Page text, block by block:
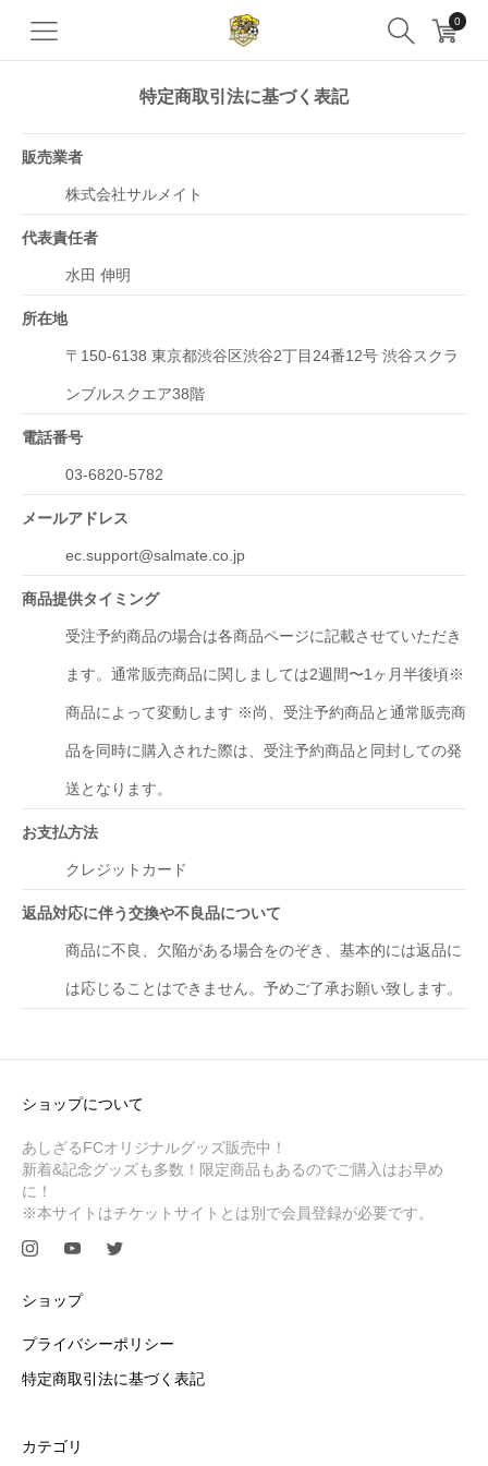
0
特定商取引法に基づく表記
販売業者
株式会社サルメイト
代表責任者
水田 伸明
所在地
〒150-6138 東京都渋谷区渋谷2丁目24番12号 渋谷スクラ
ンブルスクエア38階
電話番号
03-6820-5782
メールアドレス
ec.support@salmate.co.jp
商品提供タイミング
受注予約商品の場合は各商品ページに記載させていただき
ます。通常販売商品に関しましては2週間〜1ヶ月半後頃※
商品によって変動します ※尚、受注予約商品と通常販売商
品を同時に購入された際は、受注予約商品と同封しての発
送となります。
お支払方法
クレジットカード
返品対応に伴う交換や不良品について
商品に不良、欠陥がある場合をのぞき、基本的には返品に
は応じることはできません。予めご了承お願い致します。
ショップについて
あしざるFCオリジナルグッズ販売中！
新着&記念グッズも多数！限定商品もあるのでご購入はお早め
に！
※本サイトはチケットサイトとは別で会員登録が必要です。
ショップ
プライバシーポリシー
特定商取引法に基づく表記
カテゴリ